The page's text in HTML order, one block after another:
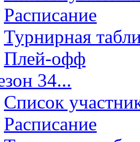
Расписание
Турнирная
Плей-офф
34...
Список
Расписание